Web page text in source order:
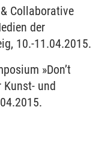
Collaborative
der
10.-11.04.2015.
»Don’t
und